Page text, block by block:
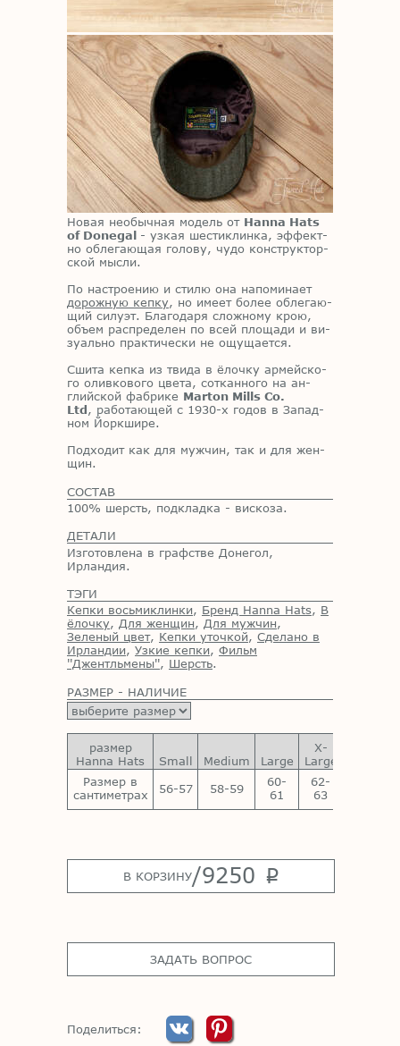
Но­вая необыч­ная мо­дель от Hanna Hats
of Donegal - уз­кая ше­сти­клин­ка, эф­фект­
но об­ле­га­ю­щая го­ло­ву, чудо кон­струк­тор­
ской мыс­ли.
По на­стро­е­нию и сти­лю она на­по­ми­на­ет
дорожную кепку, но име­ет бо­лее об­ле­га­ю­
щий си­лу­эт. Бла­го­да­ря слож­но­му крою,
объ­ем рас­пре­де­лен по всей пло­ща­ди и ви­
зу­аль­но прак­ти­че­ски не ощу­ща­ет­ся.
Сши­та кеп­ка из тви­да в ёлоч­ку ар­мей­ско­
го олив­ко­во­го цве­та, со­ткан­но­го на ан­
глий­ской фаб­ри­ке Marton Mills Co.
Ltd, ра­бо­та­ю­щей с 1930-х го­дов в За­пад­
ном Йорк­ши­ре.
Под­хо­дит как для муж­чин, так и для жен­
щин.
СОСТАВ
100% шерсть, подкладка - вискоза.
ДЕТАЛИ
Изготовлена в графстве Донегол,
Ирландия.
ТЭГИ
Кепки восьмиклинки, Бренд Hanna Hats, В
ёлочку, Для женщин, Для мужчин,
Зеленый цвет, Кепки уточкой, Сделано в
Ирландии, Узкие кепки, Фильм
''Джентльмены'', Шерсть.
РАЗМЕР - НАЛИЧИЕ
размер
Hanna Hats
Small Medium Large
X-
Large
Размер в
сантиметрах
56-57 58-59
60-
61
62-
63
В КОРЗИНУ/9250 p
ЗАДАТЬ ВОПРОС
Поделиться: